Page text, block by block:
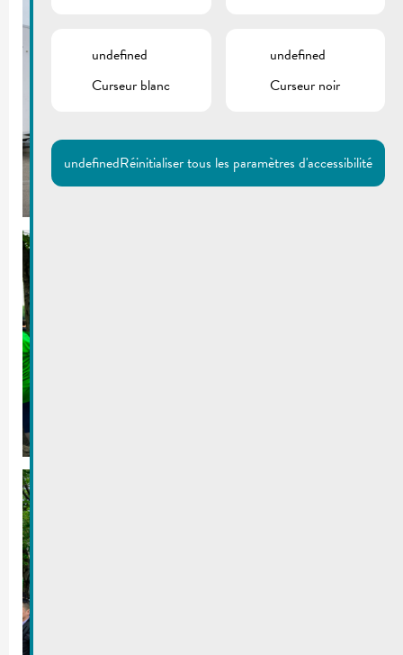
undefined
Curseur blanc
undefined
Curseur noir
undefinedRéinitialiser tous les paramètres d'accessibilité